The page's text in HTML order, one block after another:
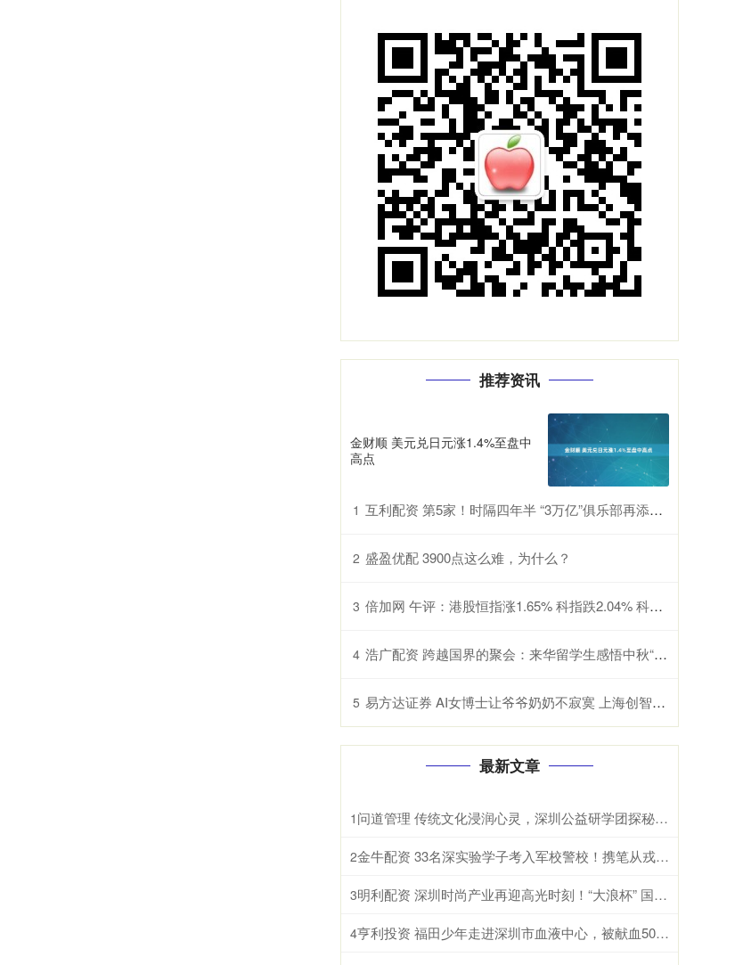
推荐资讯
金财顺 美元兑日元涨1.4%至盘中
高点
1 互利配资 第5家！时隔四年半 “3万亿”俱乐部再添一员
2 盛盈优配 3900点这么难，为什么？
3 倍加网 午评：港股恒指涨1.65% 科指跌2.04% 科网股普涨 有色金属板块强势 旺山旺水上市首日涨超155%
4 浩广配资 跨越国界的聚会：来华留学生感悟中秋“团圆”
5 易方达证券 AI女博士让爷爷奶奶不寂寞 上海创智学院学生研发中文情感适老大模型
最新文章
1 问道管理 传统文化浸润心灵，深圳公益研学团探秘衡岳文脉
2 金牛配资 33名深实验学子考入军校警校！携笔从戎守卫家国
3 明利配资 深圳时尚产业再迎高光时刻！“大浪杯” 国际化水准再攀新高
4 亨利投资 福田少年走进深圳市血液中心，被献血500次的阿姨圈粉了！